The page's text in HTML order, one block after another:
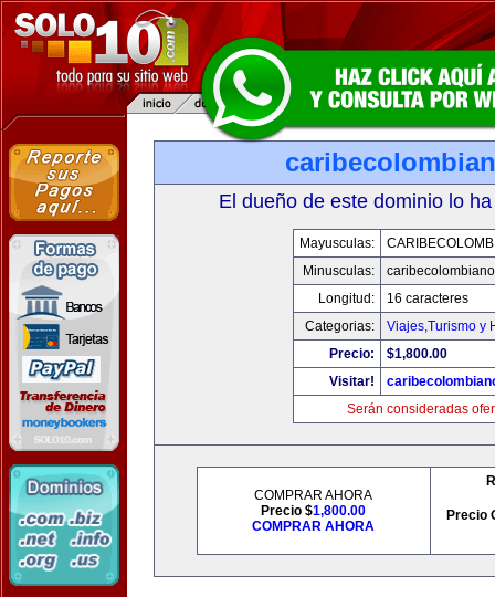
El dueño de este dominio lo
Mayusculas:
Minusculas:
Longitud:
16 caracteres
Categorias:
Viajes,Turismo y
Precio:
$1,800.00
Visitar!
Serán consideradas
COMPRAR AHORA
Precio $1,800.00
COMPRAR AHORA
Precio